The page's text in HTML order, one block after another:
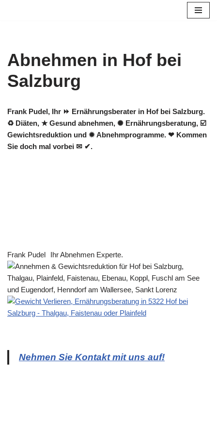
Abnehmen in Hof bei
Salzburg
Frank Pudel, Ihr ⏩ Ernährungsberater in Hof bei Salzburg.
♻ Diäten, ★ Gesund abnehmen, ✺ Ernährungsberatung, ☑️
Gewichtsreduktion und ✹ Abnehmprogramme. ❤ Kommen
Sie doch mal vorbei ✉ ✔.
Frank Pudel Ihr Abnehmen Experte.
Nehmen Sie Kontakt mit uns auf!